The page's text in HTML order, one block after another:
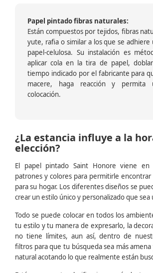
Papel pintado fibras naturales:
Están compuestos por tejidos, fibras
yute, rafia o similar a los que se
papel-celulosa. Su instalación es
aplicar cola en la tira de papel,
tiempo indicado por el fabricante para
macere, haga reacción y permita
colocación.
¿La estancia influye a la
elección?
El papel pintado Saint Honore viene en
patrones y colores para permitirle encontrar
para su hogar. Los diferentes diseños se
crear un estilo único y personalizado que sea
Todo se puede colocar en todos los
tu estilo y tu manera de expresarlo, la
no tiene límites, aun así, dentro de
filtros para que tu búsqueda sea más
natural acotando lo que realmente están